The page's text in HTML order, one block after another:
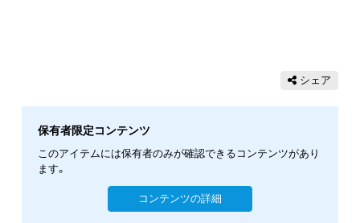
シェア
保有者限定コンテンツ
このアイテムには保有者のみが確認できるコンテンツがあり
ます。
コンテンツの詳細